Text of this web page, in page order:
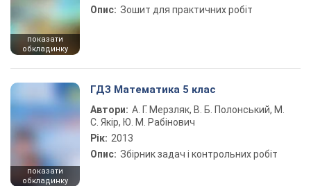
показати
обкладинку
Опис: Зошит для практичних робіт
показати
обкладинку
ГДЗ Математика 5 клас
Автори: А. Г. Мерзляк, В. Б. Полонський, М.
С. Якір, Ю. М. Рабінович
Рік: 2013
Опис: Збірник задач і контрольних робіт